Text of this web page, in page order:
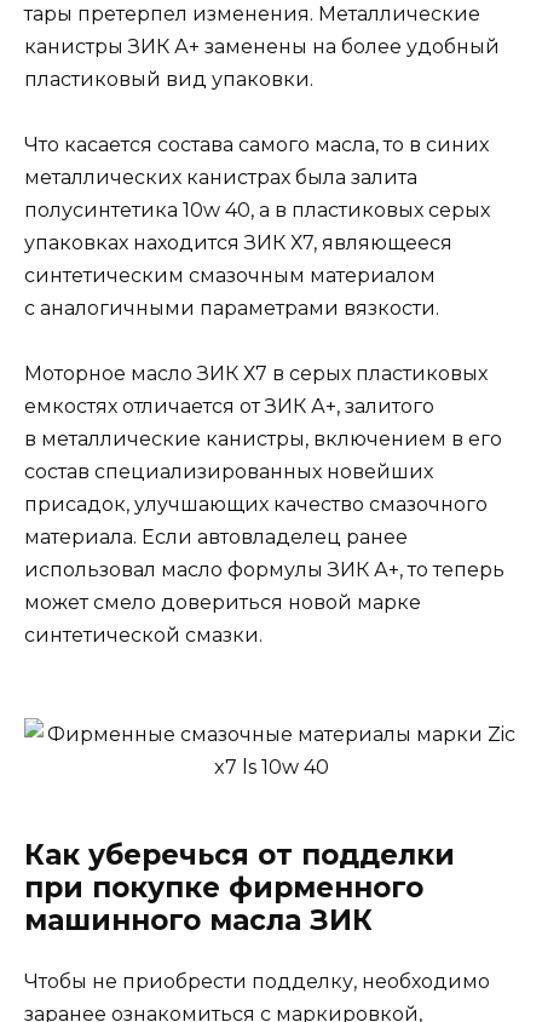
тары претерпел изменения. Металлические
канистры ЗИК А+ заменены на более удобный
пластиковый вид упаковки.
Что касается состава самого масла, то в синих
металлических канистрах была залита
полусинтетика 10w 40, а в пластиковых серых
упаковках находится ЗИК Х7, являющееся
синтетическим смазочным материалом
с аналогичными параметрами вязкости.
Моторное масло ЗИК Х7 в серых пластиковых
емкостях отличается от ЗИК А+, залитого
в металлические канистры, включением в его
состав специализированных новейших
присадок, улучшающих качество смазочного
материала. Если автовладелец ранее
использовал масло формулы ЗИК А+, то теперь
может смело довериться новой марке
синтетической смазки.
Как уберечься от подделки
при покупке фирменного
машинного масла ЗИК
Чтобы не приобрести подделку, необходимо
заранее ознакомиться с маркировкой,